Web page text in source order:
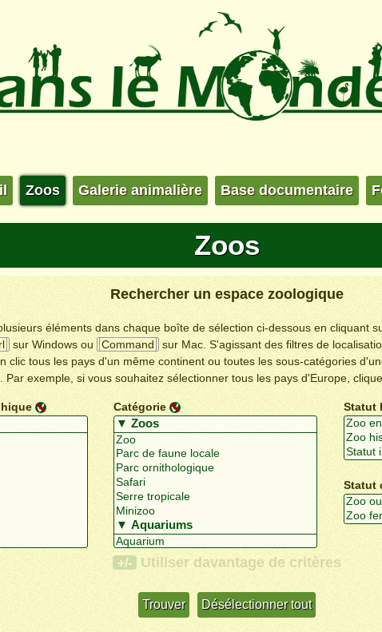
Zoos Galerie animalière Base documentaire
Zoos
Rechercher un espace zoologique
éléments dans chaque boîte de sélection ci-dessous en cliquant
sur Windows ou Command
sur Mac. S'agissant des filtres de
clic tous les pays d'un même continent ou toutes les sous-catégories
Par exemple, si vous souhaitez sélectionner tous les pays d'Europe,
Catégorie Statut
Statut
+/- Utiliser davantage de critères